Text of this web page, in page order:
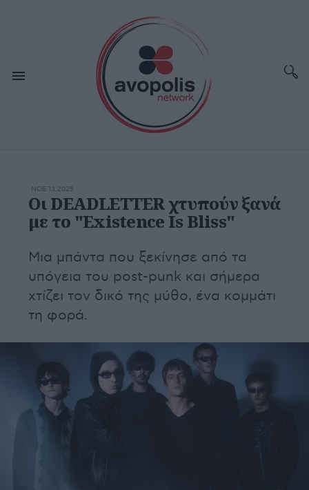
ΝΟΕ 13,2025
Οι DEADLETTER χτυπούν ξανά
με το "Existence Is Bliss"
Μια μπάντα που ξεκίνησε από τα
υπόγεια του post-punk και σήμερα
χτίζει τον δικό της μύθο, ένα κομμάτι
τη φορά.